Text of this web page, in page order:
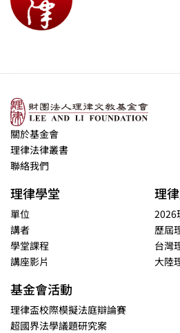
關於基金會
理律法律叢書
聯絡我們
理律學堂
單位
講者
學堂課程
講座影片
理
2026
歷屆
台灣
大陸
基金會活動
理律盃校際模擬法庭辯論賽
超國界法學議題研究案